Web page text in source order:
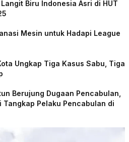
Biru Indonesia Asri di HUT
Mesin untuk Hadapi League
Ungkap Tiga Kasus Sabu, Tiga
Berujung Dugaan Pencabulan,
Tangkap Pelaku Pencabulan di